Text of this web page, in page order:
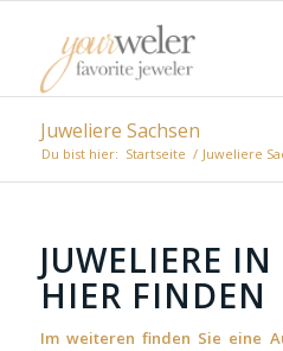
Juweliere Sachsen
Du bist hier: Startseite / Juweliere
JUWELIERE IN
HIER FINDEN
Im weiteren finden Sie eine